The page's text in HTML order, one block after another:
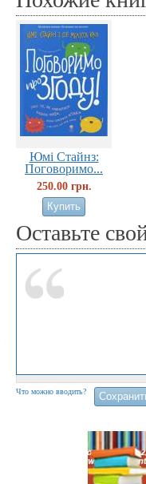
Юмi Стайнз:
Поговоримо...
250.00 грн.
Оставьте
Что можно вводить?